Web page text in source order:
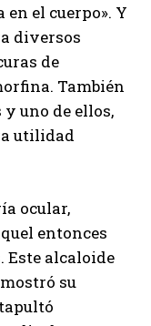
el cuerpo». Y
diversos
de
También
uno de ellos,
utilidad
ocular,
entonces
Este alcaloide
su